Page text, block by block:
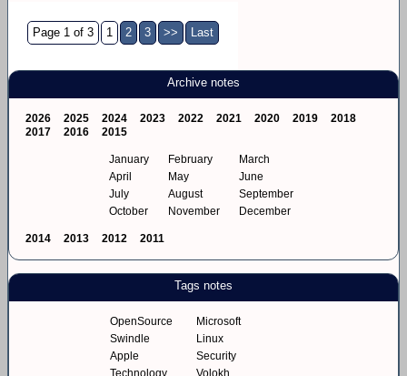
Page 1 of 3 1 2 3 >> Last
Archive notes
2026 2025 2024 2023 2022 2021 2020 2019
2018
2017
2016 2015
January February
March
April
May
June
July
August
September
October
November December
2014 2013 2012 2011
Tags notes
OpenSource
Microsoft
Swindle
Linux
Apple
Security
Technology
Volokh